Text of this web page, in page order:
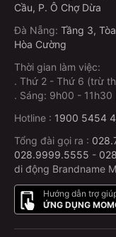
Cầu, P. Ô Chợ Dừa
Đà Nẵng: Tầng 3,
Hòa Cường
Thời gian làm việc:
. Thứ 2 - Thứ 6 (trừ
. Sáng: 9h00 -
Hotline : 1900 5454
Tổng đài gọi ra :
028.9999.5555 -
di động Brandname
Hướng dẫn trợ
ỨNG DỤNG